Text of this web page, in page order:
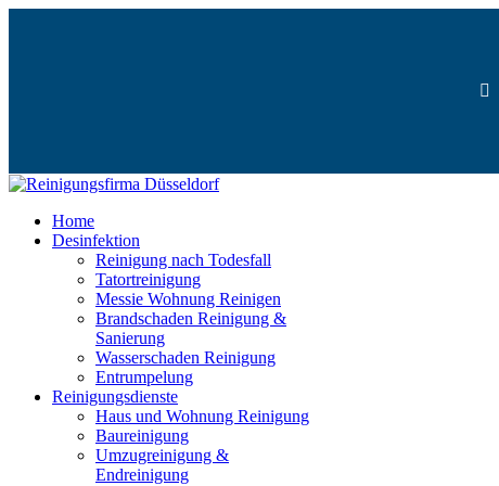
Home
Desinfektion
Reinigung nach Todesfall
Tatortreinigung
Messie Wohnung Reinigen
Brandschaden Reinigung &
Sanierung
Wasserschaden Reinigung
Entrumpelung
Reinigungsdienste
Haus und Wohnung Reinigung
Baureinigung
Umzugreinigung &
Endreinigung